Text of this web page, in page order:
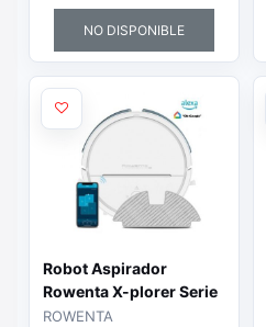
NO DISPONIBLE
Robot Aspirador
Rowenta X-plorer Serie
120 AI/ Friegasuelos/
ROWENTA